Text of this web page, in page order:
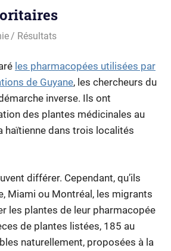
Résultats
les pharmacopées utilisées par
de Guyane, les chercheurs du
inverse. Ils ont
des plantes médicinales au
haïtienne dans trois localités
différer. Cependant, qu’ils
Miami ou Montréal, les migrants
les plantes de leur pharmacopée
de plantes listées, 185 au
naturellement, proposées à la